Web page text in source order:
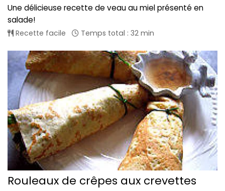
Une délicieuse recette de veau au miel présenté en
salade!
Recette facile Temps total : 32 min
Rouleaux de crêpes aux crevettes